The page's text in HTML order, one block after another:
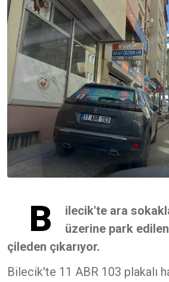
B
ilecik'te ara
üzerine park
çileden çıkarıyor.
Bilecik'te 11 ABR 103 plakalı